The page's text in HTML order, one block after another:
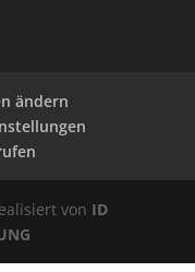
ändern
von ID